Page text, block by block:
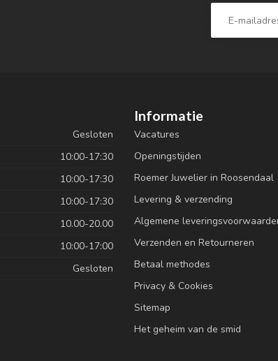
Gesloten
10:00-17:30
10:00-17:30
10:00-17:30
10.00-20.00
10:00-17:00
Gesloten
Informatie
Vacatures
Openingstijden
Roemer Juwelier in Roosendaal
Levering & verzending
Algemene
Verzenden en Retourneren
Betaal methodes
Privacy & Cookies
Sitemap
Het geheim van de smid